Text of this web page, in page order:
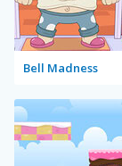
Bell Madness